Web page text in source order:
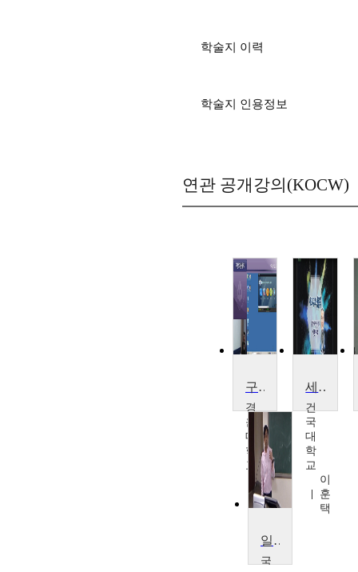
학술지 이력
학술지 인용정보
연관 공개강의(KOCW)
구강미생물학
경
운
대
학
교
김
은
희
세포구조생물학
건
국
대
학
교
이
훈
택
일반생물학
국